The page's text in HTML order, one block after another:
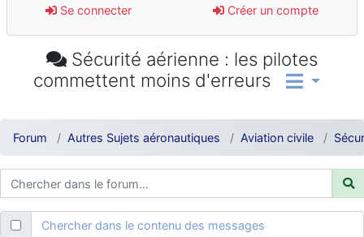
d9pouces: désolé pour les quelques blocages du site ces derniers
jours : je teste des méthodes contre le spam et les bots trop nocifs
: Super, la nouvelle bannière
d9pouces : ouakamois > si tu parles du sujet sur l'Armée de l'Air,
moi et quelques avions n'ont pas les mêmes noms qu'aujourd'hui
ouakamois
quelques images du Pays Basque vous auront plu ; Agur…
Se connecter Créer un compte
Sécurité aérienne : les pilotes
commettent moins d'erreurs
Forum Autres Sujets aéronautiques Aviation civile
Chercher dans le contenu des messages